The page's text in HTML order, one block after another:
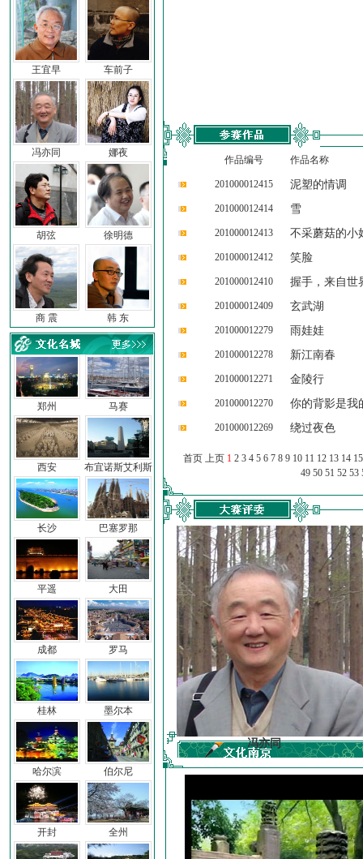
王宜早 车前子
冯亦同 娜夜
胡弦 徐明德
商 震 韩 东
郑州
西安
长沙
平遥
成都
桂林
哈尔滨
开封
马赛
布宜诺斯艾利斯
巴塞罗那
大田
罗马
墨尔本
伯尔尼
全州
作品编号 作品名称
201000012415 泥塑的情调
201000012414 雪
201000012413 不采蘑菇的小
201000012412 笑脸
201000012410 握手，来自世
201000012409 玄武湖
201000012279 雨娃娃
201000012278 新江南春
201000012271 金陵行
201000012270 你的背影是我
201000012269 绕过夜色
首页 上页 1 2 3 4 5 6 7 8 9 10 11 12 13 14 15
49 50 51 52 53
车前子 冯亦同